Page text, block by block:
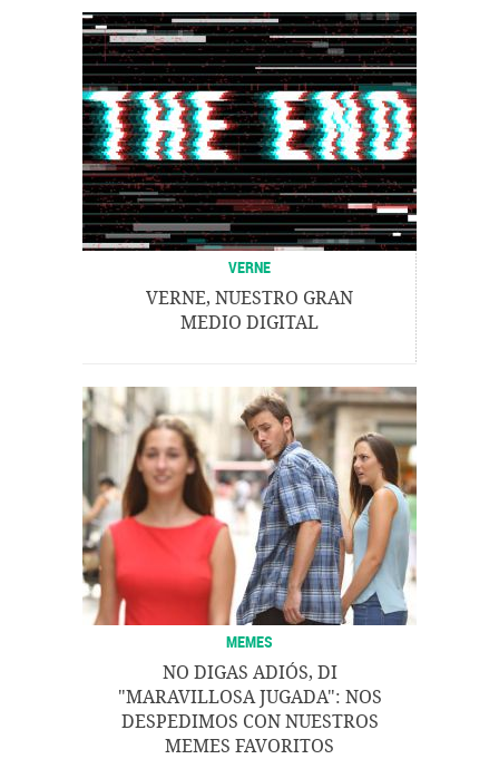
VERNE
VERNE, NUESTRO GRAN
MEDIO DIGITAL
MEMES
NO DIGAS ADIÓS, DI
"MARAVILLOSA JUGADA": NOS
DESPEDIMOS CON NUESTROS
MEMES FAVORITOS